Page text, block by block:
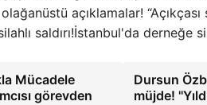
açıklamalar!
İstanbul'da derneğe
Mücadele
görevden
Dursun
müjde!